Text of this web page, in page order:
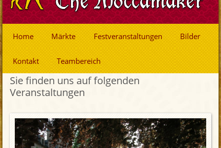
Home Märkte Festveranstaltungen Bilder
Kontakt Teambereich
Sie finden uns auf folgenden
Veranstaltungen